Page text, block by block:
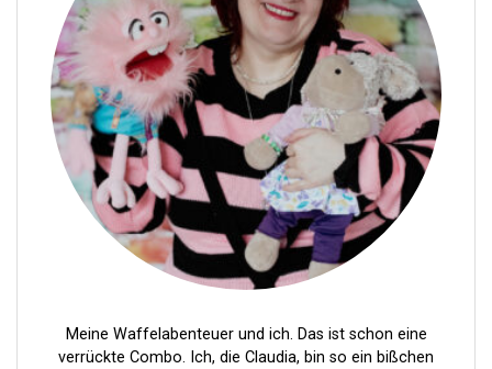
Meine Waffelabenteuer und ich. Das ist schon eine
verrückte Combo. Ich, die Claudia, bin so ein bißchen